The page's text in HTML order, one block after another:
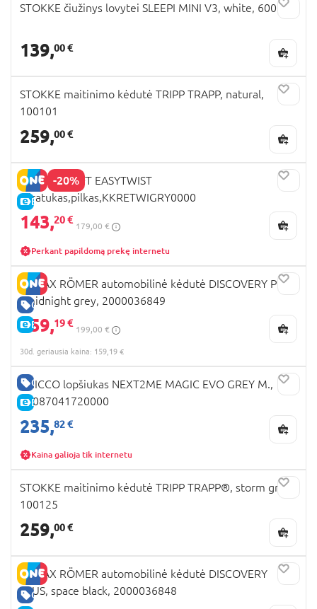
STOKKE čiužinys lovytei SLEEPI MINI V3, white, 600101
139,00 €
STOKKE maitinimo kėdutė TRIPP TRAPP, natural,
100101
259,00 €
-20%
E-KAINA
KINDERKRAFT EASYTWIST
triratukas,pilkas,KKRETWIGRY0000
143,20 €
179,00 €
Perkant papildomą prekę internetu
GERA KAINA
E-KAINA
BRITAX RÖMER automobilinė kėdutė DISCOVERY PLUS
, midnight grey, 2000036849
159,19 €
199,00 €
30d. geriausia kaina: 159,19 €
GERA KAINA
E-KAINA
CHICCO lopšiukas NEXT2ME MAGIC EVO GREY M.,
07087041720000
235,82 €
Kaina galioja tik internetu
STOKKE maitinimo kėdutė TRIPP TRAPP®, storm grey,
100125
259,00 €
GERA KAINA
BRITAX RÖMER automobilinė kėdutė DISCOVERY
PLUS, space black, 2000036848